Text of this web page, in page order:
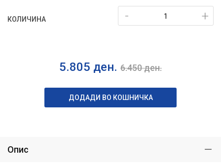
КОЛИЧИНА +
-
5.805 ден. 6.450ден.
ДОДАДИ ВО КОШНИЧКА
Опис